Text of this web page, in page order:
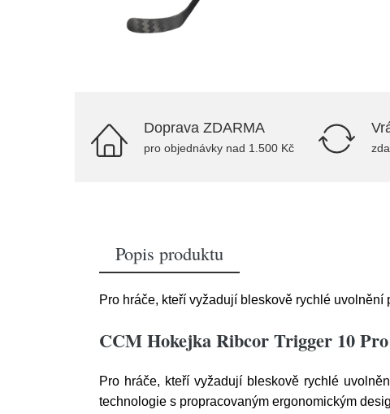
Doprava ZDARMA
pro objednávky nad 1.500 Kč
Popis produktu
Pro hráče, kteří vyžadují bleskově rychlé
CCM Hokejka Ribcor Trigger 10 Pro
Pro hráče, kteří vyžadují bleskově rychlé
technologie s propracovaným ergonomickým